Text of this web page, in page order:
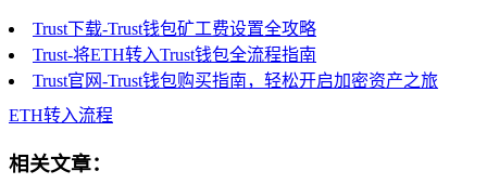
Trust下载-Trust钱包矿工费设置全攻略
Trust-将ETH转入Trust钱包全流程指南
Trust官网-Trust钱包购买指南，轻松开启加密资产之旅
ETH转入流程
相关文章：